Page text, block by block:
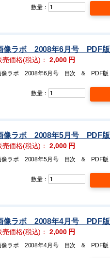
数量：
像ラボ 2008年6月号 PDF版
売価格(税込)：2,000円
像ラボ 2008年6月号 目次 & PDF版
数量：
像ラボ 2008年5月号 PDF版
売価格(税込)：2,000円
像ラボ 2008年5月号 目次 & PDF版
数量：
像ラボ 2008年4月号 PDF版
売価格(税込)：2,000円
像ラボ 2008年4月号 目次 & PDF版